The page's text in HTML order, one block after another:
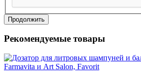
Продолжить
Рекомендуемые товары